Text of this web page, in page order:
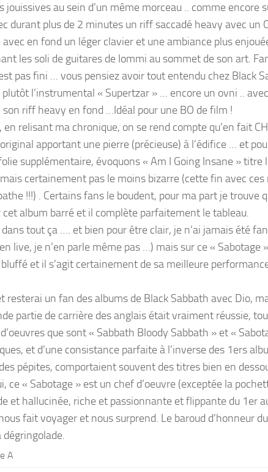
jouissives au sein d’un même morceau .. comme encore
durant plus de 2 minutes un riff saccadé heavy avec un
avec en fond un léger clavier et une ambiance plus
les soli de guitares de Iommi au sommet de son art.
pas fini … vous pensiez avoir tout entendu chez Black
l’instrumental « Supertzar » … encore un ovni ..
son riff heavy en fond …Idéal pour une BO de film !
en relisant ma chronique, on se rend compte qu’en fait
apportant une pierre (précieuse) à l’édifice … et
supplémentaire, évoquons « Am I Going Insane » titre
certainement pas le moins bizarre (cette fin avec ces
!!!) . Certains fans le boudent, pour ma part je trouve
cet album barré et il complète parfaitement le tableau.
tout ça …. et bien pour être clair, je n’ai jamais été
live, je n’en parle même pas …) mais sur ce « Sabotage
et il s’agit certainement de sa meilleure
resterai un fan des albums de Black Sabbath avec Dio,
partie de carrière des anglais était vraiment réussie,
que sont « Sabbath Bloody Sabbath » et «
et d’une consistance parfaite à l’inverse des 1ers
pépites, comportaient souvent des titres bien en
ce « Sabotage » est un chef d’oeuvre (exceptée la
et hallucinée, riche et passionnante et flippante du 1er
fait voyager et nous surprend. Le baroud d’honneur
A